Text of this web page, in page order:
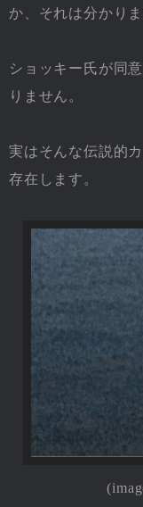
か、それは分かりま
ショッキー氏が同
りません。
実はそんな伝説的
存在します。